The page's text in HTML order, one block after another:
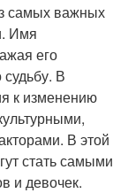
самых важных
Имя
его
В
к изменению
В этой
стать самыми
и девочек.